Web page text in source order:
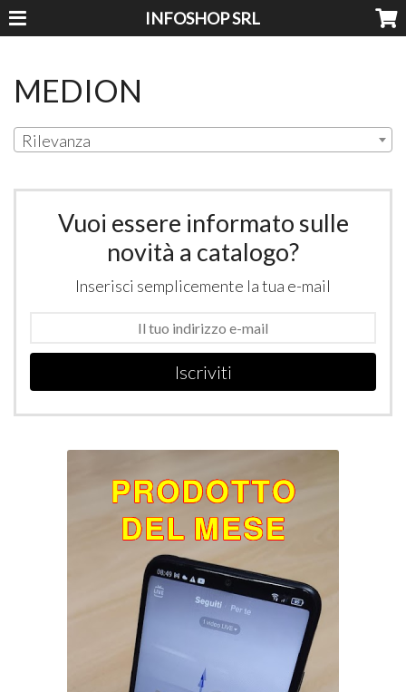
INFOSHOP SRL
MEDION
Rilevanza
Vuoi essere informato sulle
novità a catalogo?
Inserisci semplicemente la tua e-mail
Iscriviti